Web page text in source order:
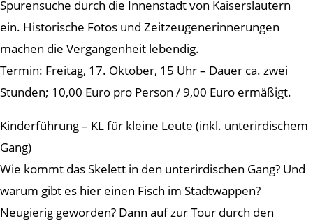
Spurensuche durch die Innenstadt von Kaiserslautern
ein. Historische Fotos und Zeitzeugenerinnerungen
machen die Vergangenheit lebendig.
Termin: Freitag, 17. Oktober, 15 Uhr – Dauer ca. zwei
Stunden; 10,00 Euro pro Person / 9,00 Euro ermäßigt.
Kinderführung – KL für kleine Leute (inkl. unterirdischem
Gang)
Wie kommt das Skelett in den unterirdischen Gang? Und
warum gibt es hier einen Fisch im Stadtwappen?
Neugierig geworden? Dann auf zur Tour durch den